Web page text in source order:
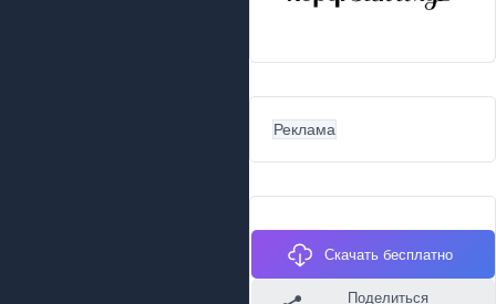
Реклама
Скачать бесплатно
Поделиться